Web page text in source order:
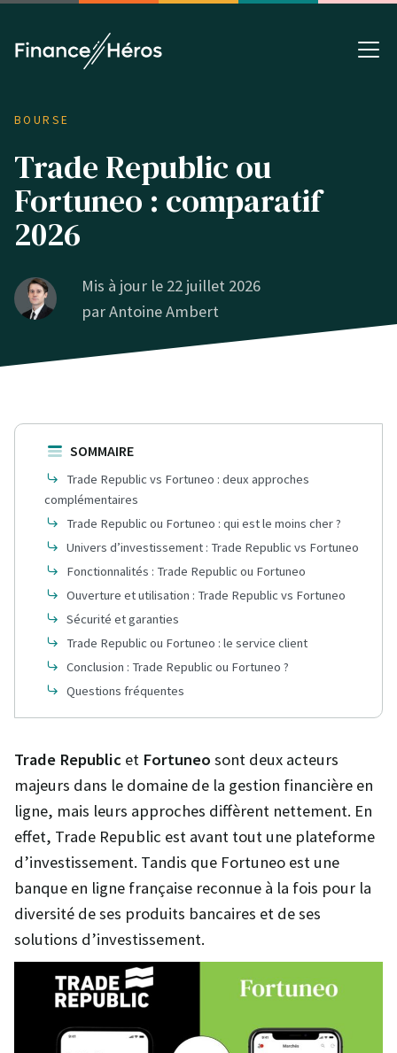
BOURSE
Trade Republic ou
Fortuneo : comparatif
2026
Mis à jour le 22 juillet 2026
parAntoine Ambert
SOMMAIRE
Trade Republic vs Fortuneo : deux approches
complémentaires
Trade Republic ou Fortuneo : qui est le moins cher ?
Univers d’investissement : Trade Republic vs Fortuneo
Fonctionnalités : Trade Republic ou Fortuneo
Ouverture et utilisation : Trade Republic vs Fortuneo
Sécurité et garanties
Trade Republic ou Fortuneo : le service client
Conclusion : Trade Republic ou Fortuneo ?
Questions fréquentes
Trade Republic et Fortuneo sont deux acteurs
majeurs dans le domaine de la gestion financière en
ligne, mais leurs approches diffèrent nettement. En
effet, Trade Republic est avant tout une plateforme
d’investissement. Tandis que Fortuneo est une
banque en ligne française reconnue à la fois pour la
diversité de ses produits bancaires et de ses
solutions d’investissement.